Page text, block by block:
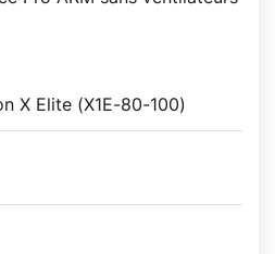
X Elite (X1E-80-100)